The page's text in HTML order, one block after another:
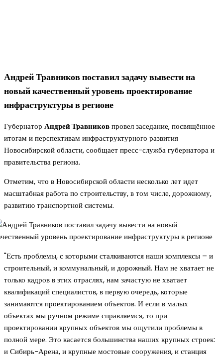
Андрей Травников поставил задачу вывести на
новый качественный уровень проектирование
инфраструктуры в регионе
Губернатор Андрей Травниковпровел заседание, посвящённое
итогам и перспективам инфраструктурного развития
Новосибирской области, сообщает пресс-служба губернатора и
правительства региона.
Отметим, что в Новосибирской области несколько лет идет
масштабная работа по строительству, в том числе, дорожному,
развитию транспортной системы.
"Есть проблемы, с которыми сталкиваются наши комплексы – и
строительный, и коммунальный, и дорожный. Нам не хватает не
только кадров в этих отраслях, нам зачастую не хватает
квалификаций специалистов, в первую очередь, которые
занимаются проектированием объектов. И если в малых
объектах мы ручном режиме справляемся, то при
проектировании крупных объектов мы ощутили проблемы в
полной мере. Это касается большинства наших крупных строек:
и Сибирь-Арена, и крупные мостовые сооружения, и станция